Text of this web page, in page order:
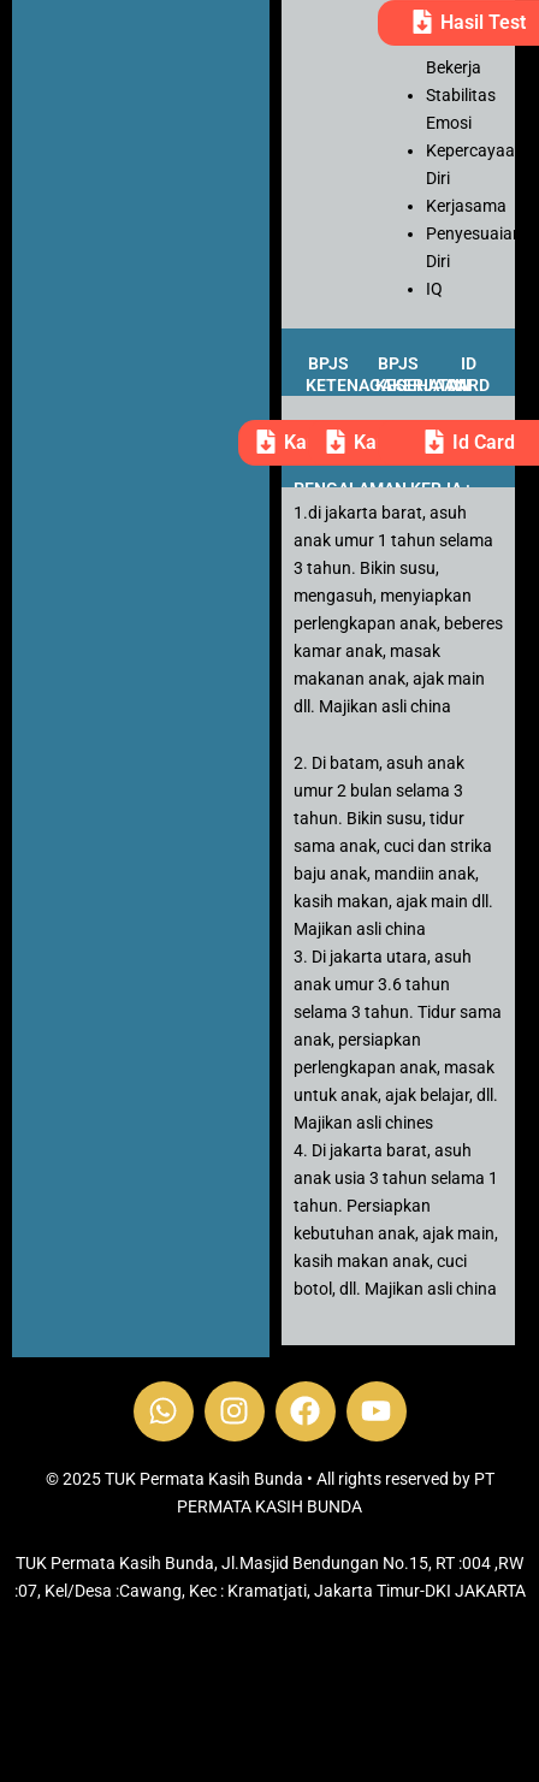
Ketelitian
Motivasi
Bekerja
Stabilitas
Emosi
Kepercayaan
Diri
Kerjasama
Penyesuaian
Diri
IQ
Hasil Test
BPJS
KETENAGAKERJAAN
BPJS
KESEHATAN
ID
CARD
Kartu PesertaKartu PesertaId Card
PENGALAMAN KERJA :
1.di jakarta barat, asuh
anak umur 1 tahun selama
3 tahun. Bikin susu,
mengasuh, menyiapkan
perlengkapan anak, beberes
kamar anak, masak
makanan anak, ajak main
dll. Majikan asli china
2. Di batam, asuh anak
umur 2 bulan selama 3
tahun. Bikin susu, tidur
sama anak, cuci dan strika
baju anak, mandiin anak,
kasih makan, ajak main dll.
Majikan asli china
3. Di jakarta utara, asuh
anak umur 3.6 tahun
selama 3 tahun. Tidur sama
anak, persiapkan
perlengkapan anak, masak
untuk anak, ajak belajar, dll.
Majikan asli chines
4. Di jakarta barat, asuh
anak usia 3 tahun selama 1
tahun. Persiapkan
kebutuhan anak, ajak main,
kasih makan anak, cuci
botol, dll. Majikan asli china
W
h
t
p
p
I
n
t
a
r
a
F
a
e
b
o
k
Y
o
t
e
© 2025 TUK Permata Kasih Bunda • All rights reserved by PT
PERMATA KASIH BUNDA
TUK Permata Kasih Bunda, Jl.Masjid Bendungan No.15, RT :004 ,RW
:07, Kel/Desa :Cawang, Kec : Kramatjati, Jakarta Timur-DKI JAKARTA